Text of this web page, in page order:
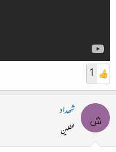
1
ش شھداد
محفلین